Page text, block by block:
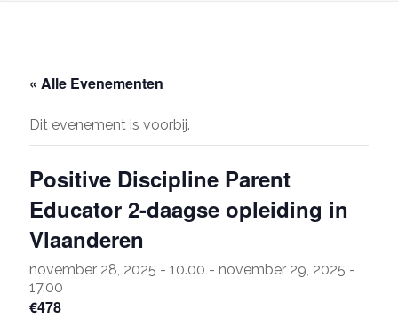
« Alle Evenementen
Dit evenement is voorbij.
Positive Discipline Parent
Educator 2-daagse opleiding in
Vlaanderen
november 28, 2025 - 10.00 - november 29, 2025 -
17.00
€478